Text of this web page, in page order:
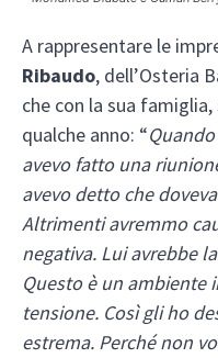
A rappresentare le
Ribaudo, dell’Osteria
che con la sua
qualche anno: “
avevo fatto una
avevo detto che
Altrimenti avremmo
negativa. Lui avrebbe
Questo è un ambiente
tensione. Così gli ho
estrema. Perché non